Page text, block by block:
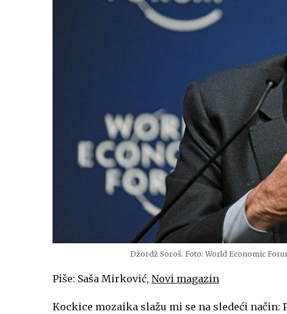
Džordž Soroš. Foto: World Economic
Piše: Saša Mirković, Novi magazin
Kockice mozaika slažu mi se na sledeći